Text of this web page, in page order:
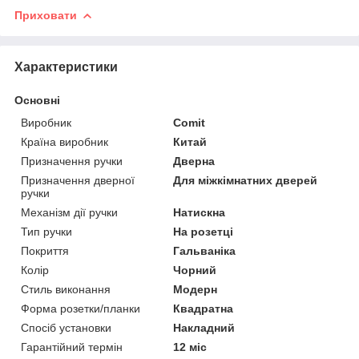
Приховати
Характеристики
Основні
Виробник
Comit
Країна виробник
Китай
Призначення ручки
Дверна
Призначення дверної
ручки
Для міжкімнатних дверей
Механізм дії ручки
Натискна
Тип ручки
На розетці
Покриття
Гальваніка
Колір
Чорний
Стиль виконання
Модерн
Форма розетки/планки
Квадратна
Спосіб установки
Накладний
Гарантійний термін
12 міс